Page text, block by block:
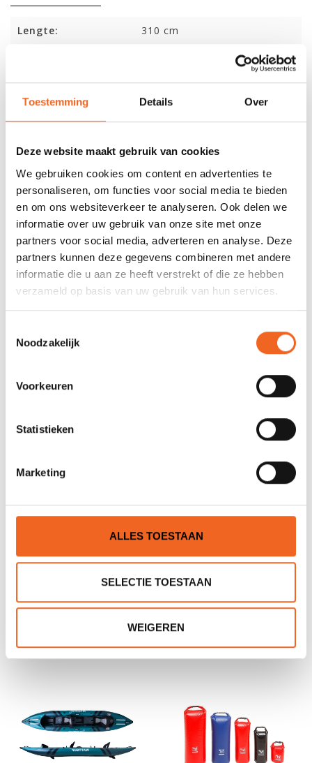
Toestemming Details Over
Deze website maakt gebruik van cookies
We gebruiken cookies om content en advertenties te
personaliseren, om functies voor social media te bieden
en om ons websiteverkeer te analyseren. Ook delen we
informatie over uw gebruik van onze site met onze
partners voor social media, adverteren en analyse. Deze
partners kunnen deze gegevens combineren met andere
informatie die u aan ze heeft verstrekt of die ze hebben
verzameld op basis van uw gebruik van hun services.
Noodzakelijk
Voorkeuren
Statistieken
Marketing
ALLES TOESTAAN
SELECTIE TOESTAAN
WEIGEREN
Lengte: 310 cm
Gewicht: 9.5 kg
bodem
Vinnen: 2 afneembaar
Nog niet gewaardeerd
0 sterren op basis van 0 beoordelingen
GERELATEERDE PRODUCTEN
WATTSUP TORPEDO
SOLO 365, FULL
GUMOTEX TWIST 1 260